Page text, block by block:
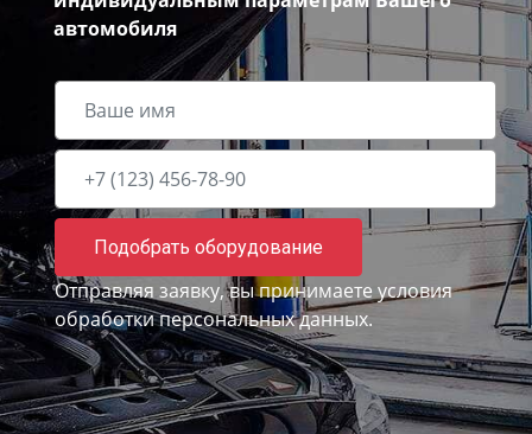
автомобиля
Подобрать оборудование
Отправляя заявку, вы принимаете условия
обработки персональных данных.